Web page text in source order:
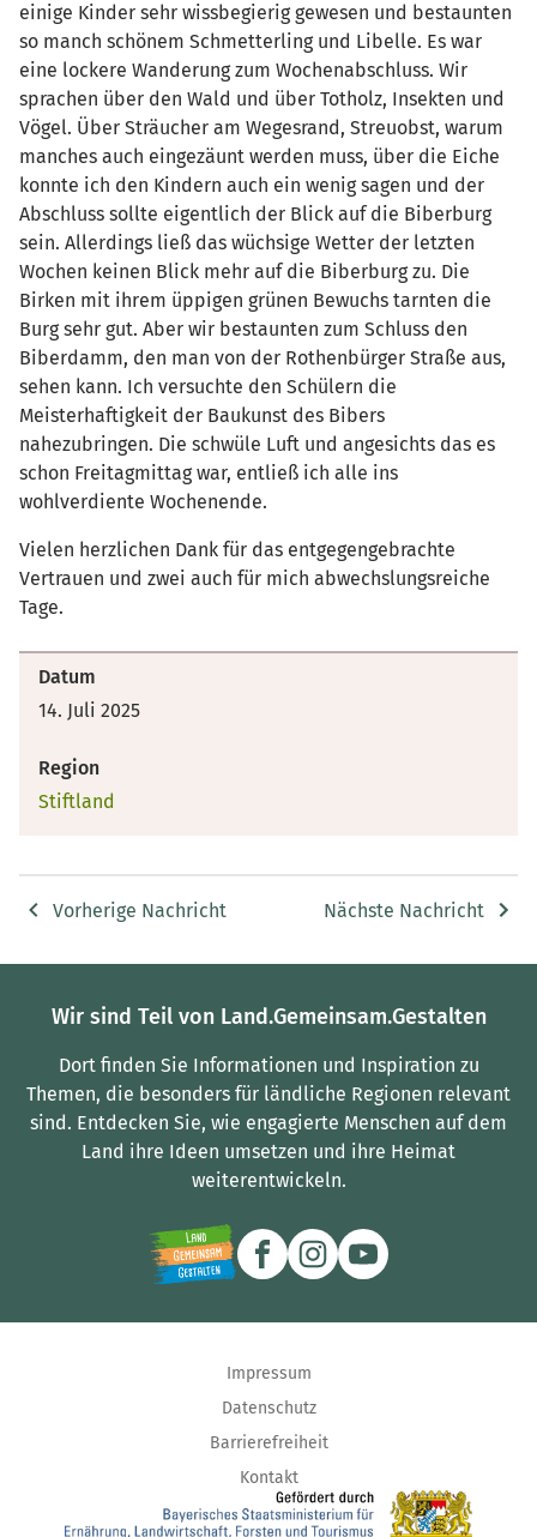
einige Kinder sehr wissbegierig gewesen und bestaunten
so manch schönem Schmetterling und Libelle. Es war
eine lockere Wanderung zum Wochenabschluss. Wir
sprachen über den Wald und über Totholz, Insekten und
Vögel. Über Sträucher am Wegesrand, Streuobst, warum
manches auch eingezäunt werden muss, über die Eiche
konnte ich den Kindern auch ein wenig sagen und der
Abschluss sollte eigentlich der Blick auf die Biberburg
sein. Allerdings ließ das wüchsige Wetter der letzten
Wochen keinen Blick mehr auf die Biberburg zu. Die
Birken mit ihrem üppigen grünen Bewuchs tarnten die
Burg sehr gut. Aber wir bestaunten zum Schluss den
Biberdamm, den man von der Rothenbürger Straße aus,
sehen kann. Ich versuchte den Schülern die
Meisterhaftigkeit der Baukunst des Bibers
nahezubringen. Die schwüle Luft und angesichts das es
schon Freitagmittag war, entließ ich alle ins
wohlverdiente Wochenende.
Vielen herzlichen Dank für das entgegengebrachte
Vertrauen und zwei auch für mich abwechslungsreiche
Tage.
Datum
14. Juli 2025
Region
Stiftland
Vorherige Nachricht Nächste Nachricht
Wir sind Teil von Land.Gemeinsam.Gestalten
Dort finden Sie Informationen und Inspiration zu
Themen, die besonders für ländliche Regionen relevant
sind. Entdecken Sie, wie engagierte Menschen auf dem
Land ihre Ideen umsetzen und ihre Heimat
weiterentwickeln.
Impressum
Datenschutz
Barrierefreiheit
Kontakt